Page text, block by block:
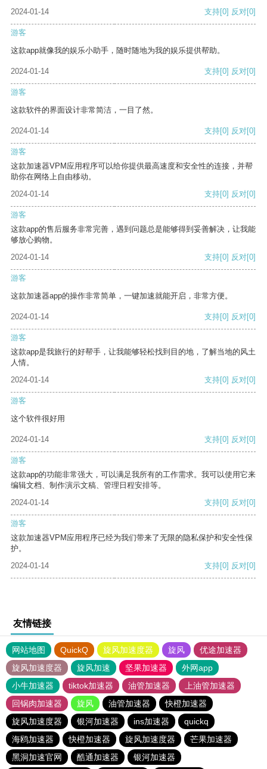
2024-01-14
支持[0] 反对[0]
游客
这款app就像我的娱乐小助手，随时随地为我的娱乐提供帮助。
2024-01-14 支持[0] 反对[0]
游客
这款软件的界面设计非常简洁，一目了然。
2024-01-14 支持[0] 反对[0]
游客
这款加速器VPM应用程序可以给你提供最高速度和安全性的连接，并帮
助你在网络上自由移动。
2024-01-14
支持[0] 反对[0]
游客
这款app的售后服务非常完善，遇到问题总是能够得到妥善解决，让我能
够放心购物。
2024-01-14
支持[0] 反对[0]
游客
这款加速器app的操作非常简单，一键加速就能开启，非常方便。
2024-01-14 支持[0] 反对[0]
游客
这款app是我旅行的好帮手，让我能够轻松找到目的地，了解当地的风土
人情。
2024-01-14
支持[0] 反对[0]
游客
这个软件很好用
2024-01-14 支持[0] 反对[0]
游客
这款app的功能非常强大，可以满足我所有的工作需求。我可以使用它来
编辑文档、制作演示文稿、管理日程安排等。
2024-01-14
支持[0] 反对[0]
游客
这款加速器VPM应用程序已经为我们带来了无限的隐私保护和安全性保
护。
2024-01-14
支持[0] 反对[0]
友情链接
网站地图 QuickQ 旋风加速度器 旋风
优途加速器
旋风加速度器
旋风加速 坚果加速器
外网app
小牛加速器
tiktok加速器 油管加速器
上油管加速器
回锅肉加速器
旋风 油管加速器
快橙加速器
旋风加速度器
银河加速器 ins加速器
quickq
海鸥加速器
快橙加速器 旋风加速度器
芒果加速器
黑洞加速官网
酷通加速器 银河加速器